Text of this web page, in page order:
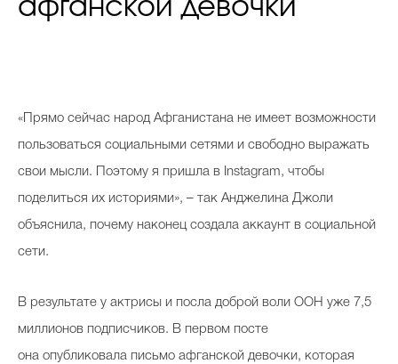
афганской девочки
«Прямо сейчас народ Афганистана не имеет возможности
пользоваться социальными сетями и свободно выражать
свои мысли. Поэтому я пришла в Instagram, чтобы
поделиться их историями», – так Анджелина Джоли
объяснила, почему наконец создала аккаунт в социальной
сети.
В результате у актрисы и посла доброй воли ООН уже 7,5
миллионов подписчиков. В первом посте
она опубликовала письмо афганской девочки, которая